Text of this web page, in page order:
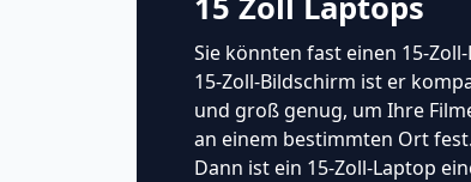
Sie könnten fast einen 15-
15-Zoll-Bildschirm ist er
und groß genug, um Ihre
an einem bestimmten Ort
Dann ist ein 15-Zoll-Laptop